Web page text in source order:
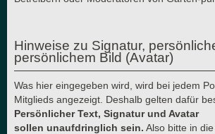
Hinweise zu Signatur,
persönlichem Bild (Avatar)
Was hier eingegeben wird, wird bei jedem
Mitglieds angezeigt. Deshalb gelten dafür
Persönlicher Text, Signatur und Avatar
sollen unaufdringlich sein. Also bitte in